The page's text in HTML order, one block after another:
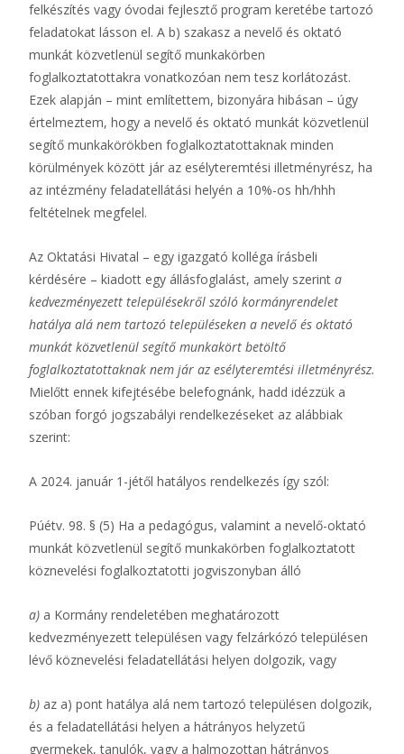
felkészítés vagy óvodai fejlesztő program keretébe tartozó
feladatokat lásson el. A b) szakasz a nevelő és oktató
munkát közvetlenül segítő munkakörben
foglalkoztatottakra vonatkozóan nem tesz korlátozást.
Ezek alapján – mint említettem, bizonyára hibásan – úgy
értelmeztem, hogy a nevelő és oktató munkát közvetlenül
segítő munkakörökben foglalkoztatottaknak minden
körülmények között jár az esélyteremtési illetményrész, ha
az intézmény feladatellátási helyén a 10%-os hh/hhh
feltételnek megfelel.
Az Oktatási Hivatal – egy igazgató kolléga írásbeli
kérdésére – kiadott egy állásfoglalást, amely szerint a
kedvezményezett településekről szóló kormányrendelet
hatálya alá nem tartozó településeken a nevelő és oktató
munkát közvetlenül segítő munkakört betöltő
foglalkoztatottaknak nem jár az esélyteremtési illetményrész.
Mielőtt ennek kifejtésébe belefognánk, hadd idézzük a
szóban forgó jogszabályi rendelkezéseket az alábbiak
szerint:
A 2024. január 1-jétől hatályos rendelkezés így szól:
Púétv. 98. § (5) Ha a pedagógus, valamint a nevelő-oktató
munkát közvetlenül segítő munkakörben foglalkoztatott
köznevelési foglalkoztatotti jogviszonyban álló
a) a Kormány rendeletében meghatározott
kedvezményezett településen vagy felzárkózó településen
lévő köznevelési feladatellátási helyen dolgozik, vagy
b) az a) pont hatálya alá nem tartozó településen dolgozik,
és a feladatellátási helyen a hátrányos helyzetű
gyermekek, tanulók, vagy a halmozottan hátrányos